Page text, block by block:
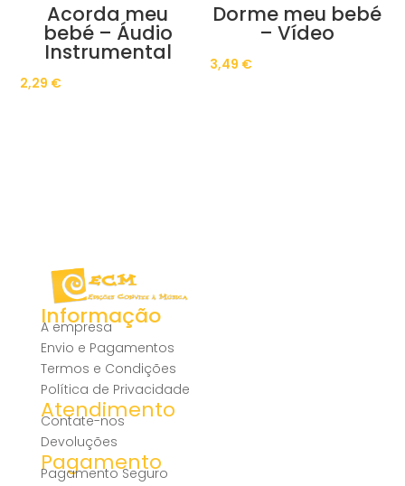
Acorda meu
bebé – Áudio
Instrumental
2,29 €
Dorme meu bebé
– Vídeo
3,49 €
Informação
A empresa
Envio e Pagamentos
Termos e Condições
Política de Privacidade
Atendimento
Contate-nos
Devoluções
Pagamento
Pagamento Seguro